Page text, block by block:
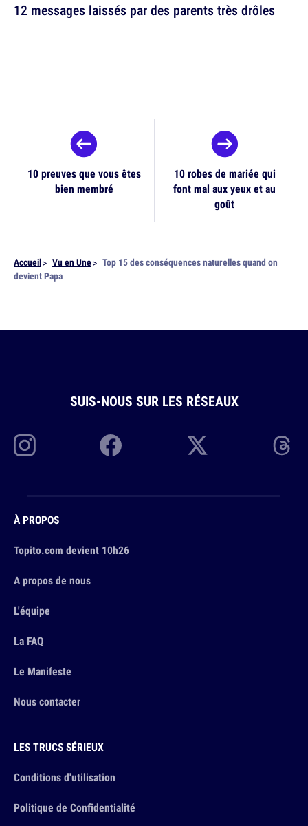
12 messages laissés par des parents très drôles
10 preuves que vous êtes
bien membré
10 robes de mariée qui
font mal aux yeux et au
goût
Accueil Vu en Une
Top 15 des conséquences naturelles quand on
devient Papa
SUIS-NOUS SUR LES RÉSEAUX
À PROPOS
Topito.com devient 10h26
A propos de nous
L'équipe
La FAQ
Le Manifeste
Nous contacter
LES TRUCS SÉRIEUX
Conditions d'utilisation
Politique de Confidentialité